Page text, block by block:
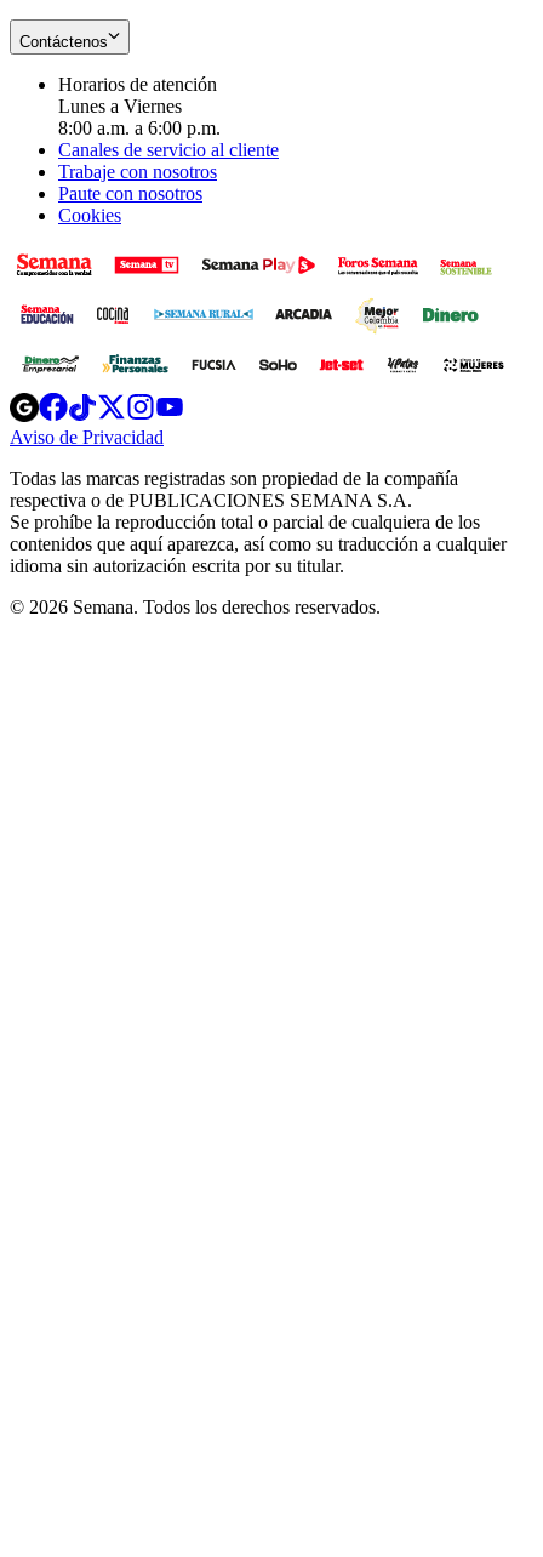
Contáctenos
Horarios de atención
Lunes a Viernes
8:00 a.m. a 6:00 p.m.
Canales de servicio al cliente
Trabaje con nosotros
Paute con nosotros
Cookies
Opens
in
new
Opens
in
new
Opens
in
new
window
Opens
new
windowwindow
Aviso de Privacidad
new
window
Todas las marcas registradas son propiedad de la compañía
respectiva o de PUBLICACIONES SEMANA S.A.
Se prohíbe la reproducción total o parcial de cualquiera de los
contenidos que aquí aparezca, así como su traducción a cualquier
idioma sin autorización escrita por su titular.
© 2026 Semana. Todos los derechos reservados.